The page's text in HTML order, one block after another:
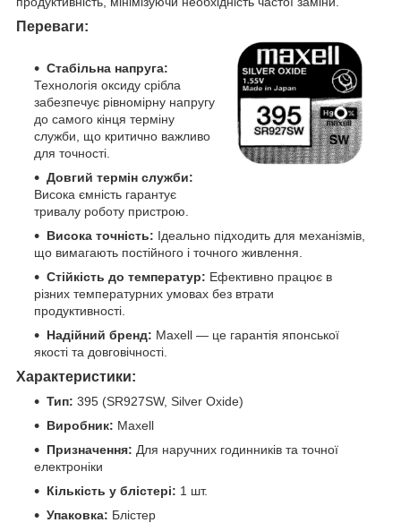
Переваги:
Стабільна напруга:
Технологія оксиду срібла
забезпечує рівномірну напругу
до самого кінця терміну
служби, що критично важливо
для точності.
Довгий термін служби:
Висока ємність гарантує
тривалу роботу пристрою.
Висока точність: Ідеально підходить для механізмів,
що вимагають постійного і точного живлення.
Стійкість до температур: Ефективно працює в
різних температурних умовах без втрати
продуктивності.
Надійний бренд: Maxell — це гарантія японської
якості та довговічності.
Характеристики:
Тип: 395 (SR927SW, Silver Oxide)
Виробник: Maxell
Призначення: Для наручних годинників та точної
електроніки
Кількість у блістері: 1 шт.
Упаковка: Блістер